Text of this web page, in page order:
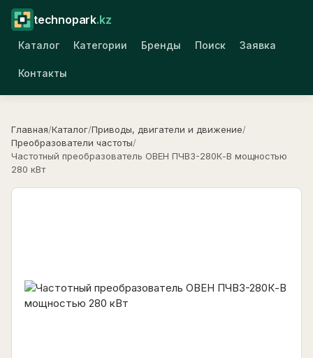
technopark.kz
Каталог Категории Бренды Поиск Заявка
Контакты
Главная/Каталог/Приводы, двигатели и движение/
Преобразователи частоты/
Частотный преобразователь ОВЕН ПЧВ3-280К-В мощностью
280 кВт